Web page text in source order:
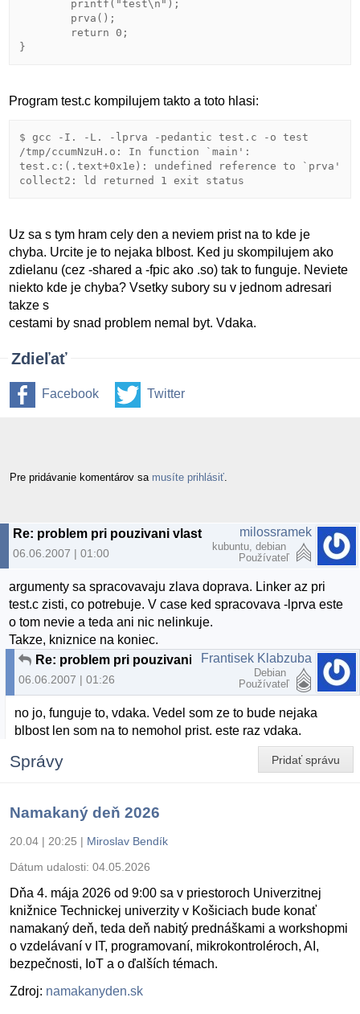
        printf("test\n");
        prva();
        return 0;
Program test.c kompilujem takto a toto hlasi:
$ gcc -I. -L. -lprva -pedantic test.c -o test
/tmp/ccumNzuH.o: In function `main':
test.c:(.text+0x1e): undefined reference to `prva'
Uz sa s tym hram cely den a neviem prist na to kde je
chyba. Urcite je to nejaka blbost. Ked ju skompilujem ako
zdielanu (cez -shared a -fpic ako .so) tak to funguje. Neviete
niekto kde je chyba? Vsetky subory su v jednom adresari
takze s
cestami by snad problem nemal byt. Vdaka.
Zdieľať
Facebook Twitter
Pre pridávanie komentárov sa musíte prihlásiť
06.06.2007 | 01:00
milossramek
kubuntu, debian
Používateľ
argumenty sa spracovavaju zlava doprava. Linker az pri
test.c zisti, co potrebuje. V case ked spracovava -lprva este
o tom nevie a teda ani nic nelinkuje.
Takze, kniznice na koniec.
Re: problem pri pouzivani vlastnej statickej kniznice
06.06.2007 | 01:26
Frantisek Klabzuba
Debian
Používateľ
no jo, funguje to, vdaka. Vedel som ze to bude nejaka
blbost len som na to nemohol prist. este raz vdaka.
Pridať správu
Správy
Namakaný deň 2026
20.04 | 20:25 | Miroslav Bendík
Dátum udalosti: 04.05.2026
Dňa 4. mája 2026 od 9:00 sa v priestoroch Univerzitnej
knižnice Technickej univerzity v Košiciach bude konať
namakaný deň, teda deň nabitý prednáškami a workshopmi
o vzdelávaní v IT, programovaní, mikrokontroléroch, AI,
bezpečnosti, IoT a o ďalších témach.
Zdroj: namakanyden.sk